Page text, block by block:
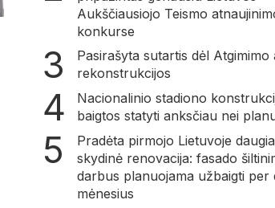
Aukščiausiojo Teismo
konkurse
Pasirašyta sutartis dėl Atgimimo
rekonstrukcijos
Nacionalinio stadiono
baigtos statyti anksčiau nei
Pradėta pirmojo Lietuvoje
skydinė renovacija: fasado
darbus planuojama užbaigti per
mėnesius